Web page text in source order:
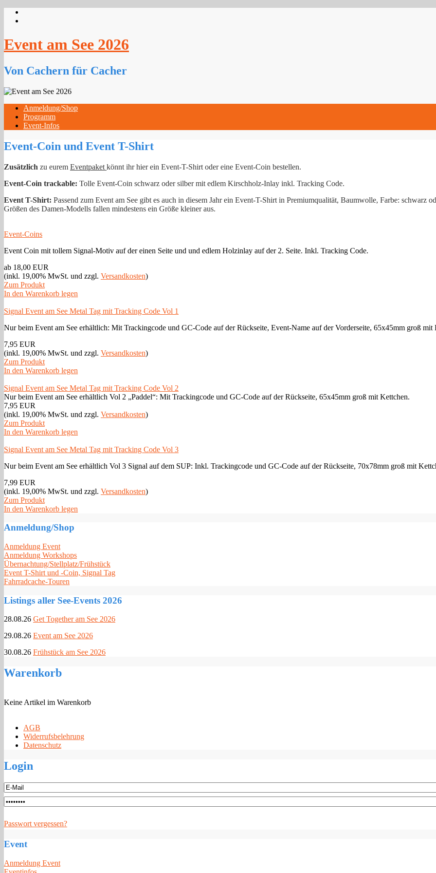
Event am See 2026
Von Cachern für Cacher
Anmeldung/Shop
Programm
Event-Infos
Event-Coin und Event T-Shirt
Zusätzlich zu eurem Eventpaket könnt ihr hier ein Event-T-Shirt oder eine Event-Coin bestellen.
Event-Coin trackable: Tolle Event-Coin schwarz oder silber mit edlem Kirschholz-Inlay inkl. Tracking Code.
Event T-Shirt: Passend zum Event am See gibt es auch in diesem Jahr ein Event-T-Shirt in Premiumqualität, Baumwolle, Farbe:
Größen des Damen-Modells fallen mindestens ein Größe kleiner aus.
Event-Coins
Event Coin mit tollem Signal-Motiv auf der einen Seite und und edlem Holzinlay auf der 2. Seite. Inkl. Tracking Code.
ab 18,00 EUR
(inkl. 19,00% MwSt. und zzgl. Versandkosten)
Zum Produkt
In den Warenkorb legen
Signal Event am See Metal Tag mit Tracking Code Vol 1
Nur beim Event am See erhältlich: Mit Trackingcode und GC-Code auf der Rückseite, Event-Name auf der Vorderseite, 65x45mm groß mit
7,95 EUR
(inkl. 19,00% MwSt. und zzgl. Versandkosten)
Zum Produkt
In den Warenkorb legen
Signal Event am See Metal Tag mit Tracking Code Vol 2
Nur beim Event am See erhältlich Vol 2 „Paddel“: Mit Trackingcode und GC-Code auf der Rückseite, 65x45mm groß mit Kettchen.
7,95 EUR
(inkl. 19,00% MwSt. und zzgl. Versandkosten)
Zum Produkt
In den Warenkorb legen
Signal Event am See Metal Tag mit Tracking Code Vol 3
Nur beim Event am See erhältlich Vol 3 Signal auf dem SUP: Inkl. Trackingcode und GC-Code auf der Rückseite, 70x78mm groß mit
7,99 EUR
(inkl. 19,00% MwSt. und zzgl. Versandkosten)
Zum Produkt
In den Warenkorb legen
Anmeldung/Shop
Anmeldung Event
Anmeldung Workshops
Übernachtung/Stellplatz/Frühstück
Event T-Shirt und -Coin, Signal Tag
Fahrradcache-Touren
Listings aller See-Events 2026
28.08.26 Get Together am See 2026
29.08.26 Event am See 2026
30.08.26 Frühstück am See 2026
Warenkorb
Keine Artikel im Warenkorb
AGB
Widerrufsbelehrung
Datenschutz
Login
Passwort vergessen?
Event
Anmeldung Event